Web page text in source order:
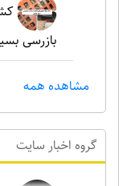
بازرسی
مشاهده همه
گروه اخبار سايت